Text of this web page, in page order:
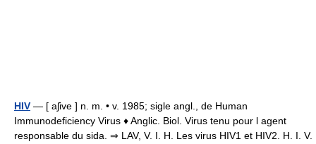
HIV — [ aʃive ] n. m. • v. 1985; sigle angl., de Human
Immunodeficiency Virus ♦ Anglic. Biol. Virus tenu pour l agent
responsable du sida. ⇒ LAV, V. I. H. Les virus HIV1 et HIV2. H. I. V.